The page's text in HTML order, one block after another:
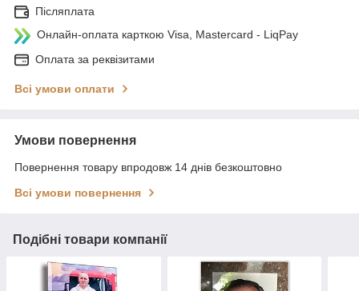
Післяплата
Онлайн-оплата карткою Visa, Mastercard - LiqPay
Оплата за реквізитами
Всі умови оплати
Умови повернення
Повернення товару впродовж 14 днів безкоштовно
Всі умови повернення
Подібні товари компанії